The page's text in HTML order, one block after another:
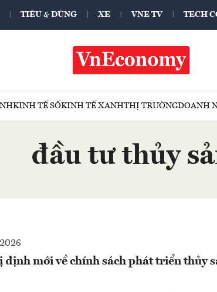
TIÊU & DÙNG XE VNE TV TECH
KINH TẾ SỐKINH TẾ XANHTHỊ TRƯỜNGDOANH
đầu tư thủy
định mới về chính sách phát triển thủy